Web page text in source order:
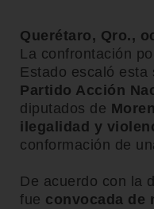
Querétaro, Qro.,
La confrontación
Estado escaló esta
Partido Acción
diputados de
ilegalidad y
conformación de
De acuerdo con la
fue convocada de